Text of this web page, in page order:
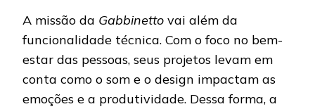
A missão da Gabbinetto vai além da
funcionalidade técnica. Com o foco no bem-
estar das pessoas, seus projetos levam em
conta como o som e o design impactam as
emoções e a produtividade. Dessa forma, a